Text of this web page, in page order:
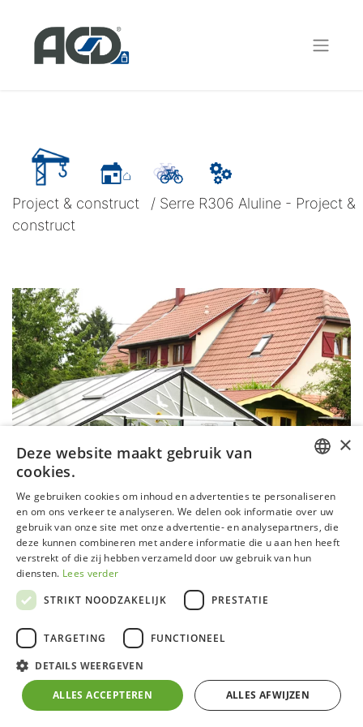
Project & construct / Serre R306 Aluline - Project &
construct
Serre R306 Aluline - Project &
construct
GERMAN
FRENCH
×
Deze website maakt gebruik van
cookies.
We gebruiken cookies om inhoud en advertenties te personaliseren
en om ons verkeer te analyseren. We delen ook informatie over uw
gebruik van onze site met onze advertentie- en analysepartners, die
deze kunnen combineren met andere informatie die u aan hen heeft
verstrekt of die zij hebben verzameld door uw gebruik van hun
diensten. Lees verder
STRIKT NOODZAKELIJK
PRESTATIE
TARGETING FUNCTIONEEL
DETAILS WEERGEVEN
ALLES ACCEPTEREN ALLES AFWIJZEN